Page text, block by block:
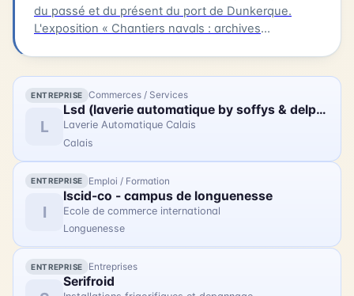
du passé et du présent du port de Dunkerque.
L'exposition « Chantiers navals : archives
collections du musée et évoque plusieurs grands
chantiers : Ziegler, les Ateliers et Chantiers de
France, Béliard & Crighton. Le parcours se prolonge
avec des photographies contemporaines réalisées
lors de la restauration du trois-mâts Duchesse
ENTREPRISE Commerces / Services
L
Lsd (laverie automatique by soffys & delplanque)
Laverie Automatique Calais
Calais
ENTREPRISE Emploi / Formation
I
Iscid-co - campus de longuenesse
Ecole de commerce international
Longuenesse
ENTREPRISE Entreprises
Serifroid